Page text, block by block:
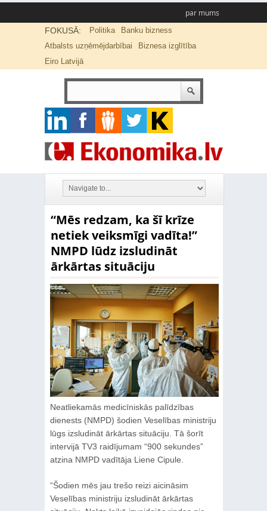
par mums
FOKUSĀ: Politika
Banku bizness
Atbalsts uzņēmējdarbībai
Biznesa izglītība
Eiro Latvijā
“Mēs redzam, ka šī krīze
netiek veiksmīgi vadīta!”
NMPD lūdz izsludināt
ārkārtas situāciju
Neatliekamās medicīniskās palīdzības
dienests (NMPD) šodien Veselības ministriju
lūgs izsludināt ārkārtas situāciju. Tā šorīt
intervijā TV3 raidījumam “900 sekundes”
atzina NMPD vadītāja Liene Cipule.
“Šodien mēs jau trešo reizi aicināsim
Veselības ministriju izsludināt ārkārtas